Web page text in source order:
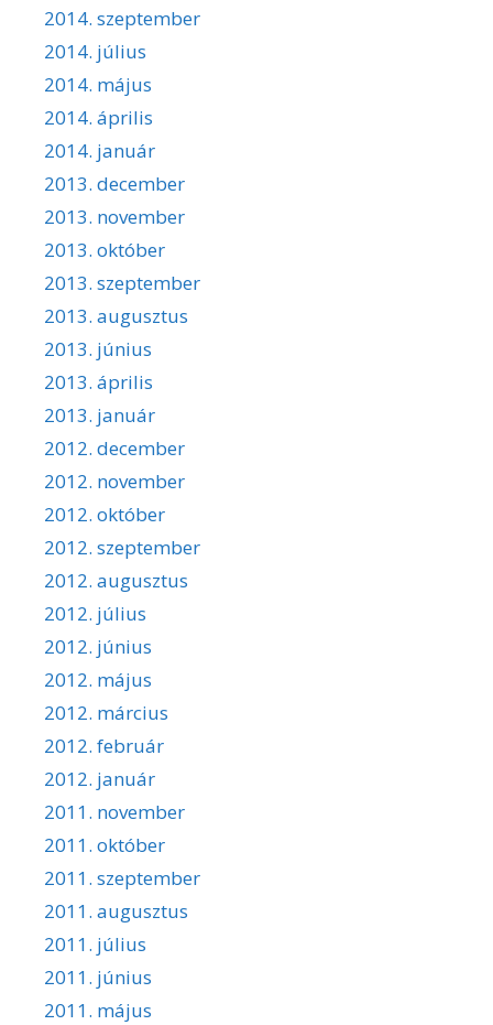
2014. szeptember
2014. július
2014. május
2014. április
2014. január
2013. december
2013. november
2013. október
2013. szeptember
2013. augusztus
2013. június
2013. április
2013. január
2012. december
2012. november
2012. október
2012. szeptember
2012. augusztus
2012. július
2012. június
2012. május
2012. március
2012. február
2012. január
2011. november
2011. október
2011. szeptember
2011. augusztus
2011. július
2011. június
2011. május